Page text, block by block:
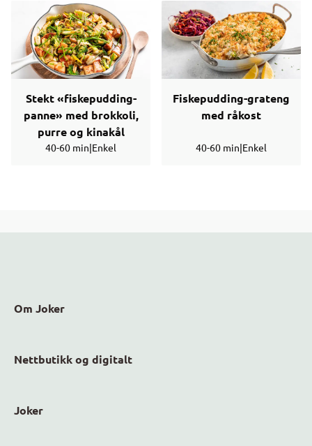
Stekt «fiskepudding-
panne» med brokkoli,
purre og kinakål
40-60 min|Enkel
Fiskepudding-grateng
med råkost
40-60 min|Enkel
Om Joker
Nettbutikk og digitalt
Joker